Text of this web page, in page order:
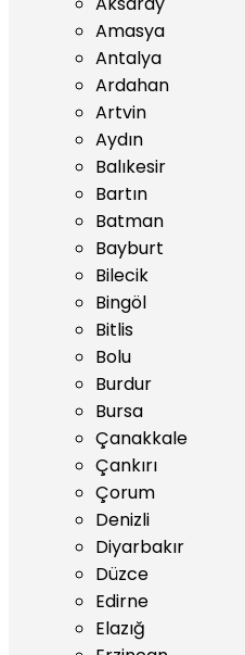
Amasya
Antalya
Ardahan
Artvin
Aydın
Balıkesir
Bartın
Batman
Bayburt
Bilecik
Bingöl
Bitlis
Bolu
Burdur
Bursa
Çanakkale
Çankırı
Çorum
Denizli
Diyarbakır
Düzce
Edirne
Elazığ